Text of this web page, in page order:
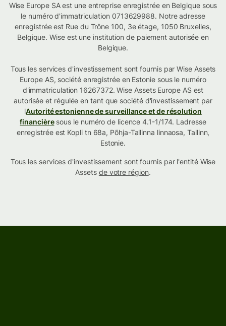
Wise Europe SA est une entreprise enregistrée en Belgique sous
le numéro d'immatriculation 0713629988. Notre adresse
enregistrée est Rue du Trône 100, 3e étage, 1050 Bruxelles,
Belgique. Wise est une institution de paiement autorisée en
Belgique.
Tous les services d'investissement sont fournis par Wise Assets
Europe AS, société enregistrée en Estonie sous le numéro
d'immatriculation 16267372. Wise Assets Europe AS est
autorisée et régulée en tant que société d'investissement par
lAutorité estonienne de surveillance et de résolution
financièresous le numéro de licence 4.1-1/174. Ladresse
enregistrée est Kopli tn 68a, Põhja-Tallinna linnaosa, Tallinn,
Estonie.
Tous les services d'investissement sont fournis par l'entité Wise
Assets de votre région.